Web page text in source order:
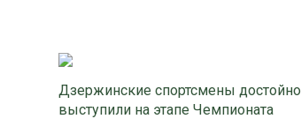
Дзержинские спортсмены достойно
выступили на этапе Чемпионата